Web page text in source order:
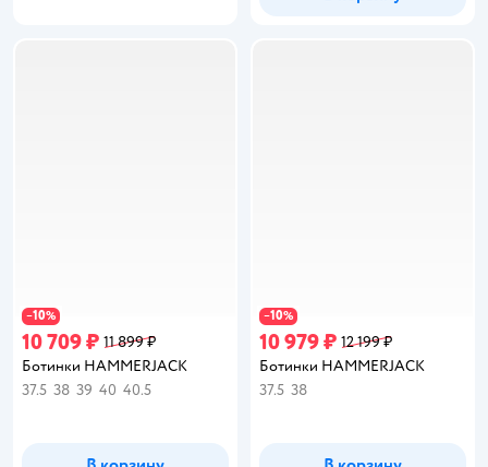
−10%
10 709 ₽ 11 899 ₽
Ботинки HAMMERJACK
37.5 38 39 40 40.5
−10%
10 979 ₽ 12 199 ₽
Ботинки HAMMERJACK
37.5 38